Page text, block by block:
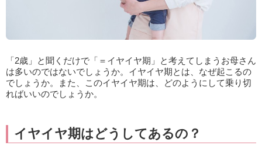
「2歳」と聞くだけで「＝イヤイヤ期」と考えてしまうお母さん
は多いのではないでしょうか。イヤイヤ期とは、なぜ起こるの
でしょうか。また、このイヤイヤ期は、どのようにして乗り切
ればいいのでしょうか。
イヤイヤ期はどうしてあるの？